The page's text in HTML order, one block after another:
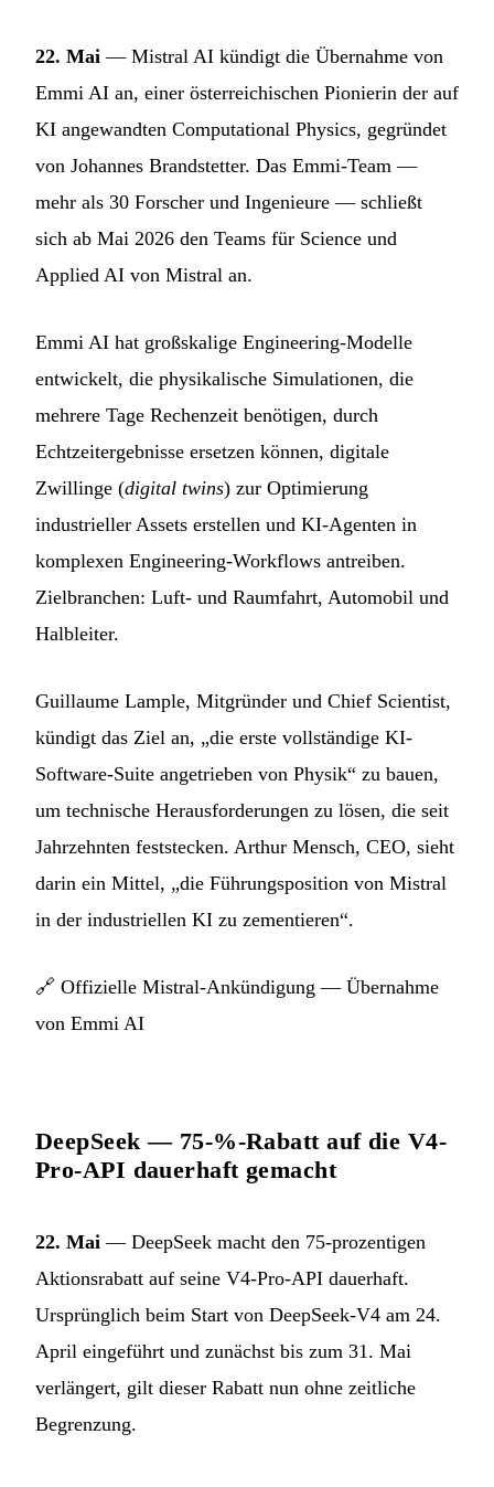
22. Mai — Mistral AI kündigt die Übernahme von
Emmi AI an, einer österreichischen Pionierin der auf
KI angewandten Computational Physics, gegründet
von Johannes Brandstetter. Das Emmi-Team —
mehr als 30 Forscher und Ingenieure — schließt
sich ab Mai 2026 den Teams für Science und
Applied AI von Mistral an.
Emmi AI hat großskalige Engineering-Modelle
entwickelt, die physikalische Simulationen, die
mehrere Tage Rechenzeit benötigen, durch
Echtzeitergebnisse ersetzen können, digitale
Zwillinge (digital twins) zur Optimierung
industrieller Assets erstellen und KI-Agenten in
komplexen Engineering-Workflows antreiben.
Zielbranchen: Luft- und Raumfahrt, Automobil und
Halbleiter.
Guillaume Lample, Mitgründer und Chief Scientist,
kündigt das Ziel an, „die erste vollständige KI-
Software-Suite angetrieben von Physik“ zu bauen,
um technische Herausforderungen zu lösen, die seit
Jahrzehnten feststecken. Arthur Mensch, CEO, sieht
darin ein Mittel, „die Führungsposition von Mistral
in der industriellen KI zu zementieren“.
🔗 Offizielle Mistral-Ankündigung — Übernahme
von Emmi AI
DeepSeek — 75-%-Rabatt auf die V4-
Pro-API dauerhaft gemacht
22. Mai — DeepSeek macht den 75-prozentigen
Aktionsrabatt auf seine V4-Pro-API dauerhaft.
Ursprünglich beim Start von DeepSeek-V4 am 24.
April eingeführt und zunächst bis zum 31. Mai
verlängert, gilt dieser Rabatt nun ohne zeitliche
Begrenzung.